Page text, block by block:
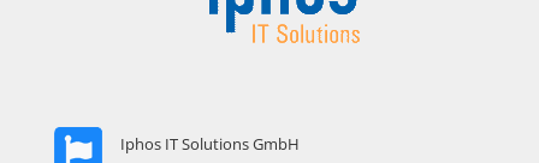
Iphos IT Solutions GmbH